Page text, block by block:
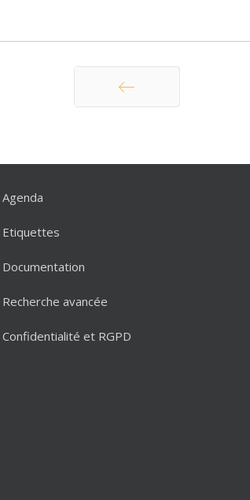
Agenda
Etiquettes
Documentation
Recherche avancée
Confidentialité et RGPD